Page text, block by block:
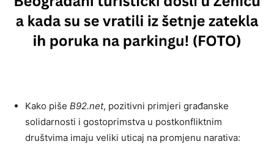
Kako piše B92.net, pozitivni primjeri građanske
solidarnosti i gostoprimstva u postkonfliktnim
društvima imaju veliki uticaj na promjenu narativa: